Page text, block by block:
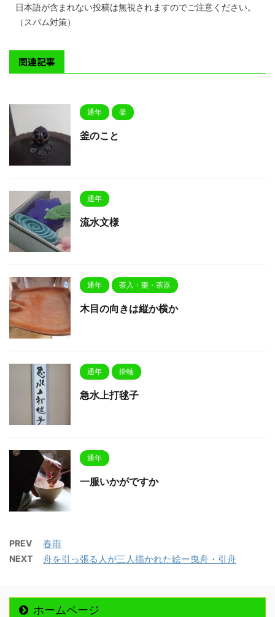
日本語が含まれない投稿は無視されますのでご注意ください。
（スパム対策）
関連記事
通年 釜
釜のこと
通年
流水文様
通年 茶入・棗・茶器
木目の向きは縦か横か
通年 掛軸
急水上打毬子
通年
一服いかがですか
PREV 春雨
NEXT 舟を引っ張る人が三人描かれた絵ー曳舟・引舟
ホームページ